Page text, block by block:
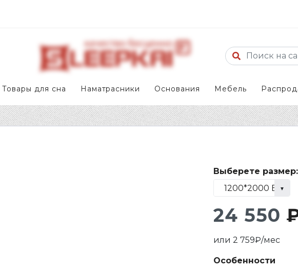
Товары для сна Наматрасники Основания Мебель
Выберете размер:
24 550
или2 759₽/мес
Особенности